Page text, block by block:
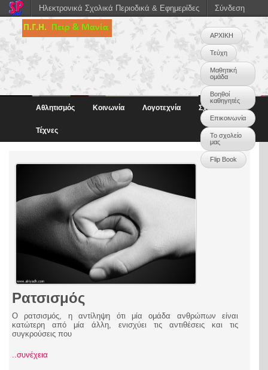
ΑΡΧΙΚΗ
Τεύχη
Μαθητική
ομάδα
Βοηθοί
καθηγητές
Επικοινωνία
Το σχολείο
μας
Flip Book
Αθλητισμός Κοινωνία Λογοτεχνία Σχολική ζωή
Τέχνες
Ρατσισμός
Ο ρατσισμός, η αντίληψη ότι μία ομάδα ανθρώπων είναι
κατώτερη από μία άλλη, ενισχύει τις αντιθέσεις και τις
συγκρούσεις που
..συνέχεια
Ηλεκτρονικά Σχολικά Περιοδικά & Εφημερίδες Σύνδεση